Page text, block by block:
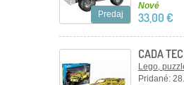
Predaj
Nové
33,00 €
CADA
kusov, žltý
Lego,
Pridané: